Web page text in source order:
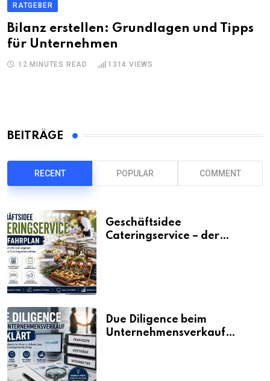
RATGEBER
Bilanz erstellen: Grundlagen und Tipps
für Unternehmen
12 MINUTES READ 1314 VIEWS
BEITRÄGE
RECENT POPULAR COMMENT
Geschäftsidee
Cateringservice – der
Due Diligence beim
Unternehmensverkauf